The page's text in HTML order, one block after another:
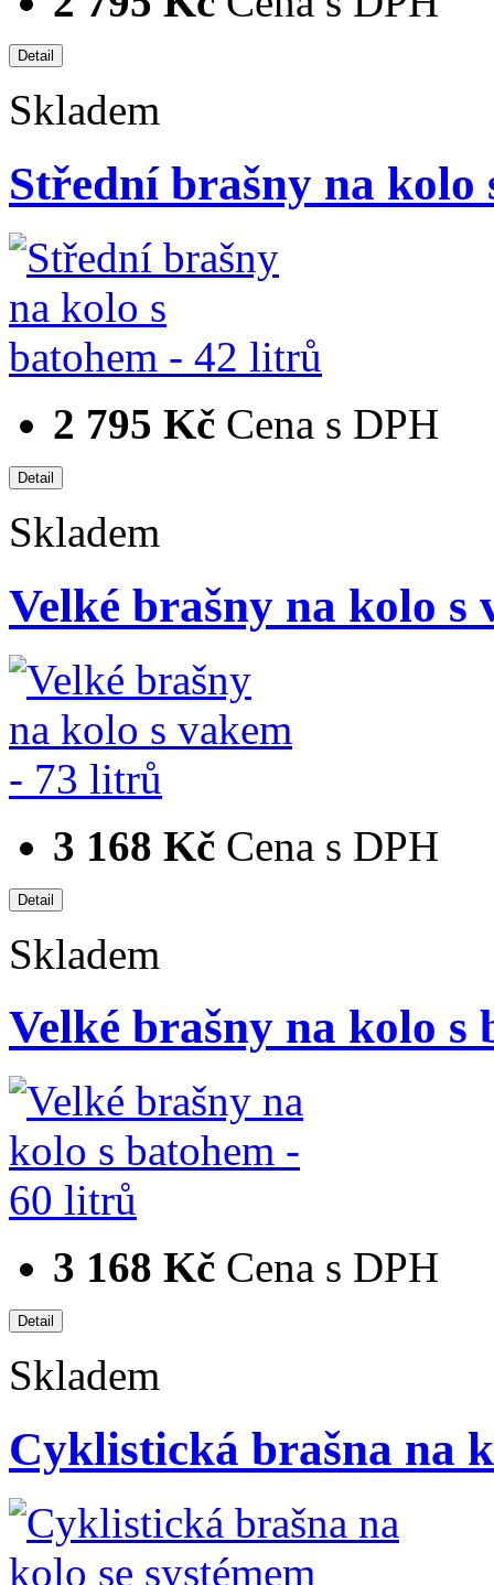
Skladem
Střední brašny na
2 795 Kč Cena s DPH
Skladem
Velké brašny na kolo s
3 168 Kč Cena s DPH
Skladem
Velké brašny na kolo
3 168 Kč Cena s DPH
Skladem
Cyklistická brašna na